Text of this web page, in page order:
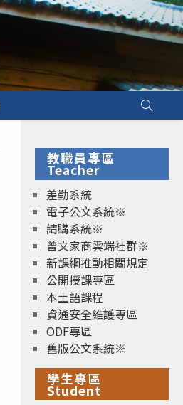
教職員專區
Teacher
差勤系統
電子公文系統※
請購系統※
曾文家商雲端社群※
新課綱推動相關規定
公開授課專區
本土語課程
資通安全維護專區
ODF專區
舊版公文系統※
學生專區
Student